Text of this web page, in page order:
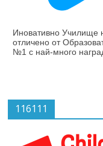
116111